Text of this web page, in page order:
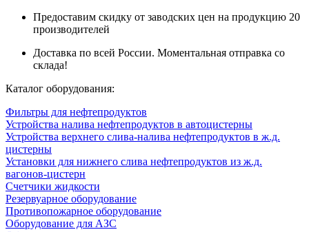
Предоставим скидку от заводских цен на продукцию 20
производителей
Доставка по всей России. Моментальная отправка со
склада!
Каталог оборудования:
Фильтры для нефтепродуктов
Устройства налива нефтепродуктов в автоцистерны
Устройства верхнего слива-налива нефтепродуктов в ж.д.
цистерны
Установки для нижнего слива нефтепродуктов из ж.д.
вагонов-цистерн
Счетчики жидкости
Резервуарное оборудование
Противопожарное оборудование
Оборудование для АЗС